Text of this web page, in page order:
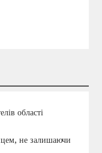
області
не залишаючи